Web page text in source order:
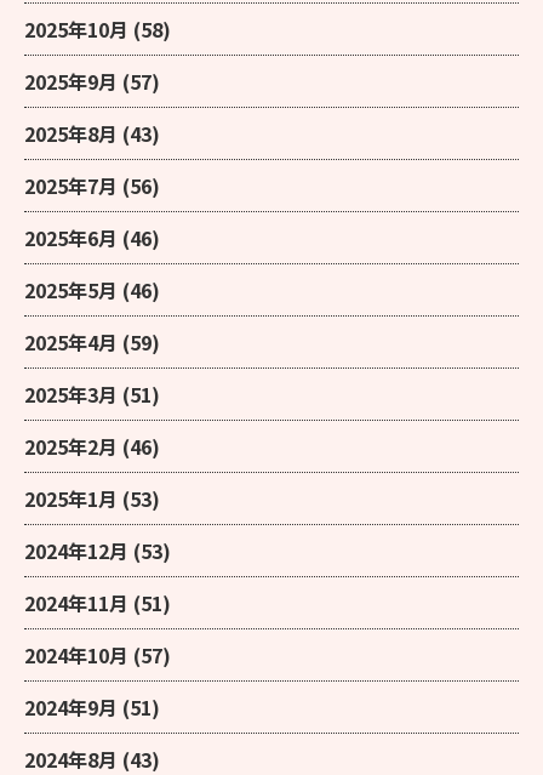
2025年10月 (58)
2025年9月 (57)
2025年8月 (43)
2025年7月 (56)
2025年6月 (46)
2025年5月 (46)
2025年4月 (59)
2025年3月 (51)
2025年2月 (46)
2025年1月 (53)
2024年12月 (53)
2024年11月 (51)
2024年10月 (57)
2024年9月 (51)
2024年8月 (43)